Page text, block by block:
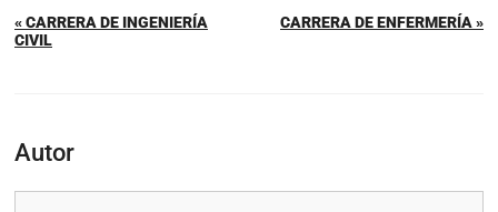
« CARRERA DE INGENIERÍA
CIVIL
CARRERA DE ENFERMERÍA »
Autor